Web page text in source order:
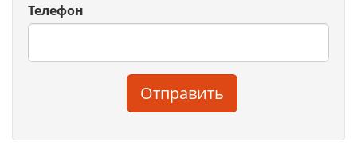
Телефон
Отправить